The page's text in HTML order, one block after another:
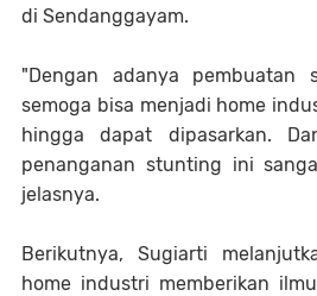
di Sendanggayam.
"Dengan adanya pembuatan
semoga bisa menjadi home
hingga dapat dipasarkan.
penanganan stunting ini
jelasnya.
Berikutnya, Sugiarti
home industri memberikan